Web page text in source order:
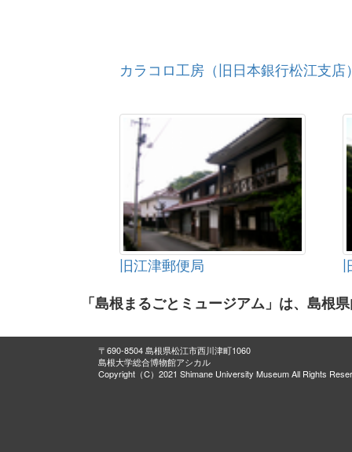
カラコロ工房（旧日本銀行松江支店
旧江津郵便局
「島根まるごとミュージアム」は、島根
〒690-8504 島根県松江市西川津町1060
島根大学総合博物館アシカル
Copyright（C）2021 Shimane University Museum All Rights